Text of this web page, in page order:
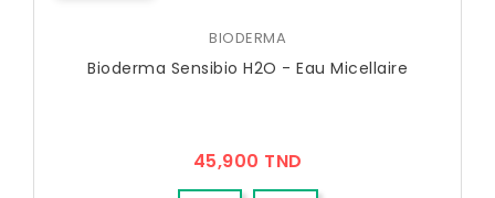
BIODERMA
Bioderma Sensibio H2O - Eau Micellaire
45,900 TND